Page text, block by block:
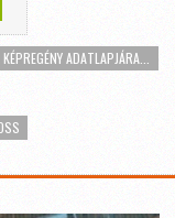
ADATLAPJÁRA...